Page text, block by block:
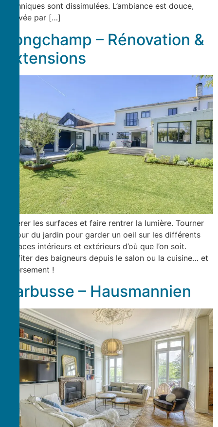
techniques sont dissimulées. L’ambiance est douce,
relevée par […]
Longchamp – Rénovation &
extensions
Libérer les surfaces et faire rentrer la lumière. Tourner
autour du jardin pour garder un oeil sur les différents
espaces intérieurs et extérieurs d’où que l’on soit.
Profiter des baigneurs depuis le salon ou la cuisine… et
inversement !
Barbusse – Hausmannien